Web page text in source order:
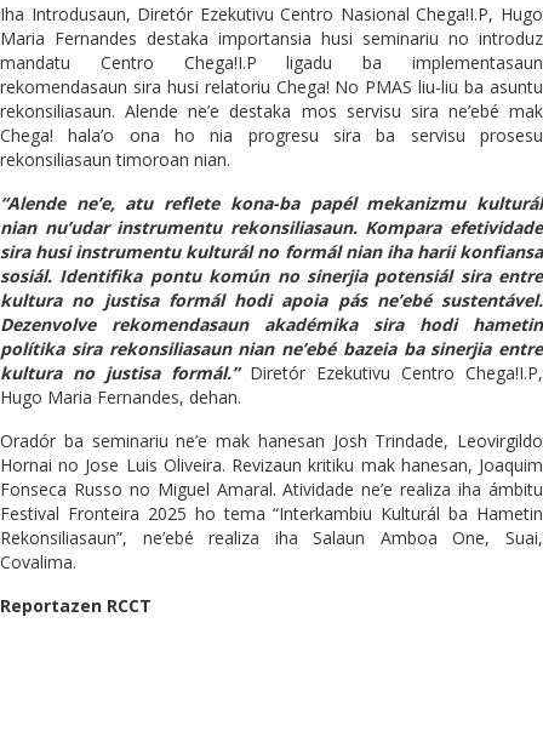
Iha Introdusaun, Diretór Ezekutivu Centro Nasional Chega!I.P, Hugo
Maria Fernandes destaka importansia husi seminariu no introduz
mandatu Centro Chega!I.P ligadu ba implementasaun
rekomendasaun sira husi relatoriu Chega! No PMAS liu-liu ba asuntu
rekonsiliasaun. Alende ne’e destaka mos servisu sira ne’ebé mak
Chega! hala’o ona ho nia progresu sira ba servisu prosesu
rekonsiliasaun timoroan nian.
“Alende ne’e, atu reflete kona-ba papél mekanizmu kulturál
nian nu’udar instrumentu rekonsiliasaun. Kompara efetividade
sira husi instrumentu kulturál no formál nian iha harii konfiansa
sosiál. Identifika pontu komún no sinerjia potensiál sira entre
kultura no justisa formál hodi apoia pás ne’ebé sustentável.
Dezenvolve rekomendasaun akadémika sira hodi hametin
polítika sira rekonsiliasaun nian ne’ebé bazeia ba sinerjia entre
kultura no justisa formál.”Diretór Ezekutivu Centro Chega!I.P,
Hugo Maria Fernandes, dehan.
Oradór ba seminariu ne’e mak hanesan Josh Trindade, Leovirgildo
Hornai no Jose Luis Oliveira. Revizaun kritiku mak hanesan, Joaquim
Fonseca Russo no Miguel Amaral. Atividade ne’e realiza iha ámbitu
Festival Fronteira 2025 ho tema “Interkambiu Kulturál ba Hametin
Rekonsiliasaun”, ne’ebé realiza iha Salaun Amboa One, Suai,
Covalima.
Reportazen RCCT